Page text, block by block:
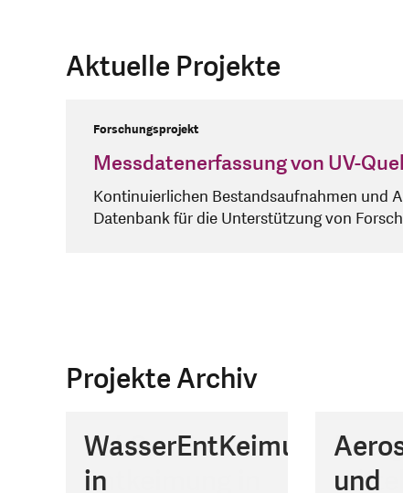
Aktuelle Projekte
Forschungsprojekt
Messdatenerfassung von UV-
Kontinuierlichen Bestandsaufnahmen und
Datenbank für die Unterstützung von
Projekte Archiv
UV-C
Entkeimung in
WasserEntKeimung
in
und
Restart-
Culture
von
Impulstemperierung
mit Wasser bei
Druckwasser-
Temperiergerät